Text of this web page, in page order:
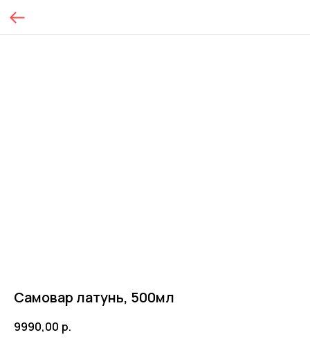
Самовар латунь, 500мл
9990,00 р.